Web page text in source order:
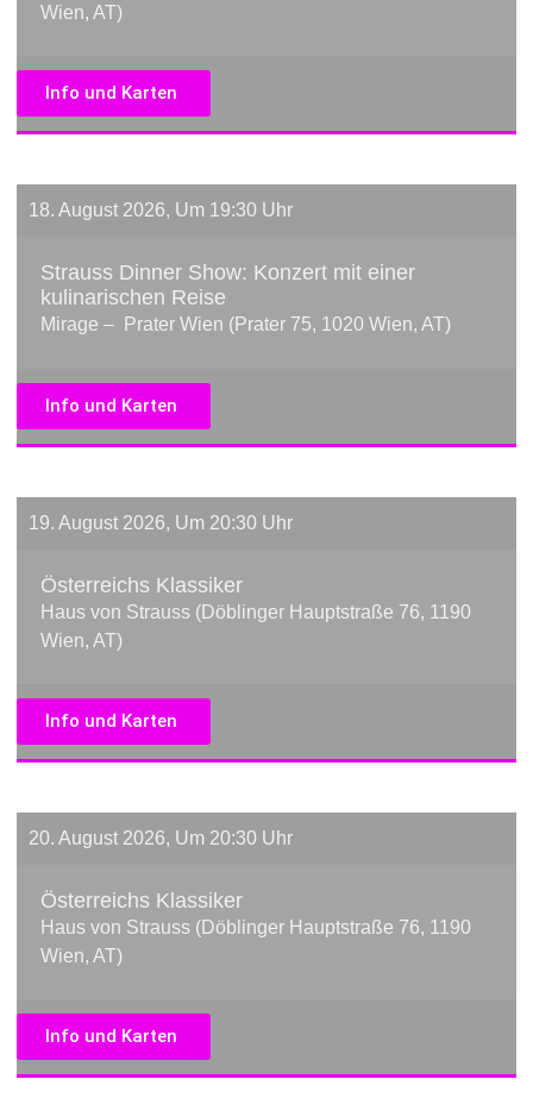
Wien, AT)
Info und Karten
18. August 2026, Um 19:30 Uhr
Strauss Dinner Show: Konzert mit einer
kulinarischen Reise
Mirage – Prater Wien (Prater 75, 1020 Wien, AT)
Info und Karten
19. August 2026, Um 20:30 Uhr
Österreichs Klassiker
Haus von Strauss (Döblinger Hauptstraße 76, 1190
Wien, AT)
Info und Karten
20. August 2026, Um 20:30 Uhr
Österreichs Klassiker
Haus von Strauss (Döblinger Hauptstraße 76, 1190
Wien, AT)
Info und Karten